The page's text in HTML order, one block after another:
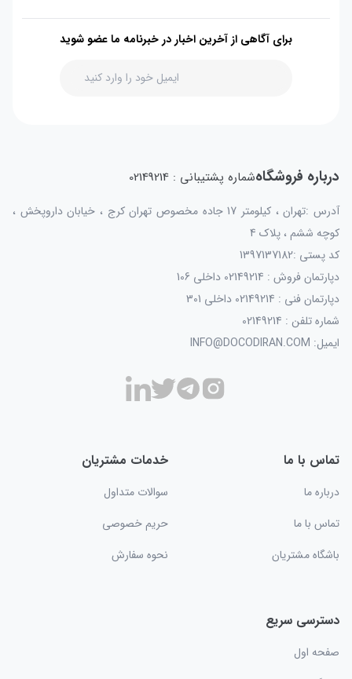
برای آگاهی از آخرین اخبار در خبرنامه ما عضو شوید
درباره فروشگاهشماره پشتیبانی : 02149214
آدرس :تهران ، کیلومتر 17 جاده مخصوص تهران کرج ، خیابان داروپخش ،
کوچه ششم ، پلاک 4
کد پستی :1397137182
دپارتمان فروش : 02149214 داخلی 106
دپارتمان فنی : 02149214 داخلی 301
شماره تلفن : 02149214
ایمیل: INFO@DOCODIRAN.COM
تماس با ما
درباره ما
تماس با ما
باشگاه مشتریان
خدمات مشتریان
سوالات متداول
حریم خصوصی
نحوه سفارش
دسترسی سریع
صفحه اول